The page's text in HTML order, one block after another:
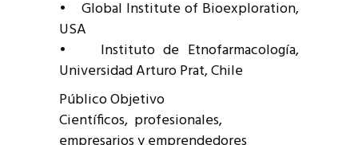
• Global Institute of Bioexploration,
USA
• Instituto de Etnofarmacología,
Universidad Arturo Prat, Chile
Público Objetivo
Científicos, profesionales,